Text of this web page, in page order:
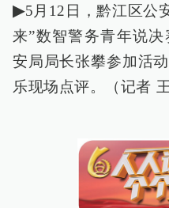
▶5月12日，黔江区公
来”数智警务青年说
安局局长张攀参加活
乐现场点评。（记者